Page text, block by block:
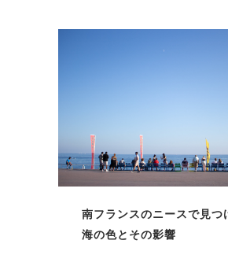
南フランスのニースで見
海の色とその影響